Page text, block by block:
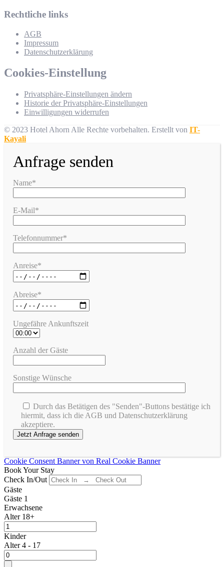
Rechtliche links
AGB
Impressum
Datenschutzerklärung
Cookies-Einstellung
Privatsphäre-Einstellungen ändern
Historie der Privatsphäre-Einstellungen
Einwilligungen widerrufen
© 2023 Hotel Ahorn Alle Rechte vorbehalten. Erstellt von IT-
Kayali
Anfrage senden
Name*
E-Mail*
Telefonnummer*
Anreise*
Abreise*
Ungefähre Ankunftszeit
Anzahl der Gäste
Sonstige Wünsche
Durch das Betätigen des "Senden"-Buttons bestätige ich
hiermit, dass ich die AGB und Datenschutzerklärung
akzeptiere.
Cookie Consent Banner von Real Cookie Banner
Book Your Stay
Check In/Out
Gäste
Gäste 1
Erwachsene
Alter 18+
Kinder
Alter 4 - 17